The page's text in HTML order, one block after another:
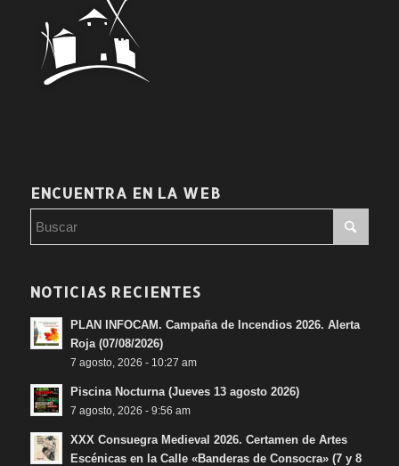
ENCUENTRA EN LA WEB
NOTICIAS RECIENTES
PLAN INFOCAM. Campaña de Incendios 2026. Alerta
Roja (07/08/2026)
7 agosto, 2026 - 10:27 am
Piscina Nocturna (Jueves 13 agosto 2026)
7 agosto, 2026 - 9:56 am
XXX Consuegra Medieval 2026. Certamen de Artes
Escénicas en la Calle «Banderas de Consocra» (7 y 8